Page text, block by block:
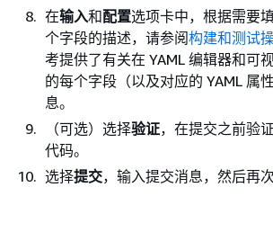
在输入和配置选项卡中，根据需要
个字段的描述，请参阅构建和测试
考提供了有关在 YAML 编辑器和可
的每个字段（以及对应的 YAML 属
息。
（可选）选择验证，在提交之前验
代码。
选择提交，输入提交消息，然后再